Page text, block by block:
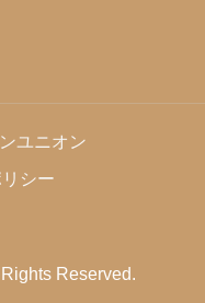
ユニオン
シー
Reserved.